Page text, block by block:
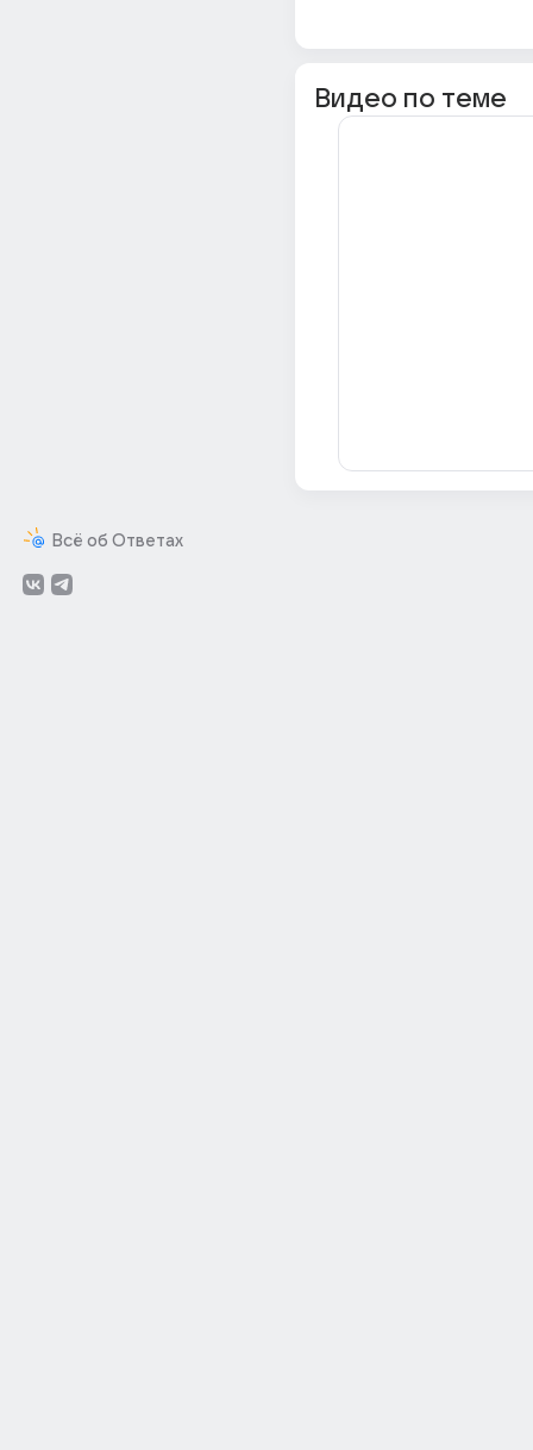
Всё об Ответах
Видео по теме